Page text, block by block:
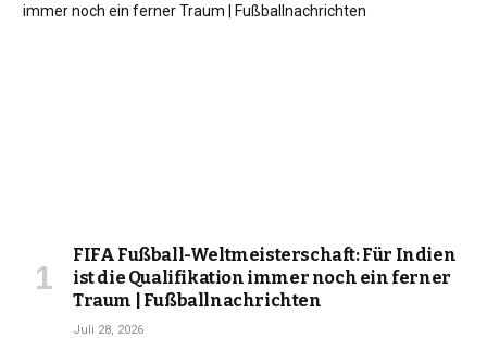
FIFA Fußball-Weltmeisterschaft: Für Indien
ist die Qualifikation immer noch ein ferner
Traum | Fußballnachrichten
Juli 28, 2026